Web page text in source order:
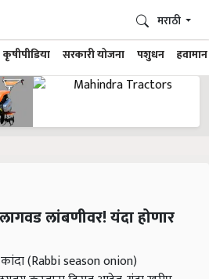
कृषीपीडिया सरकारी योजना पशुधन हवामान
मराठी
लांबणीवर! यंदा होणार
कांदा (Rabbi season onion)